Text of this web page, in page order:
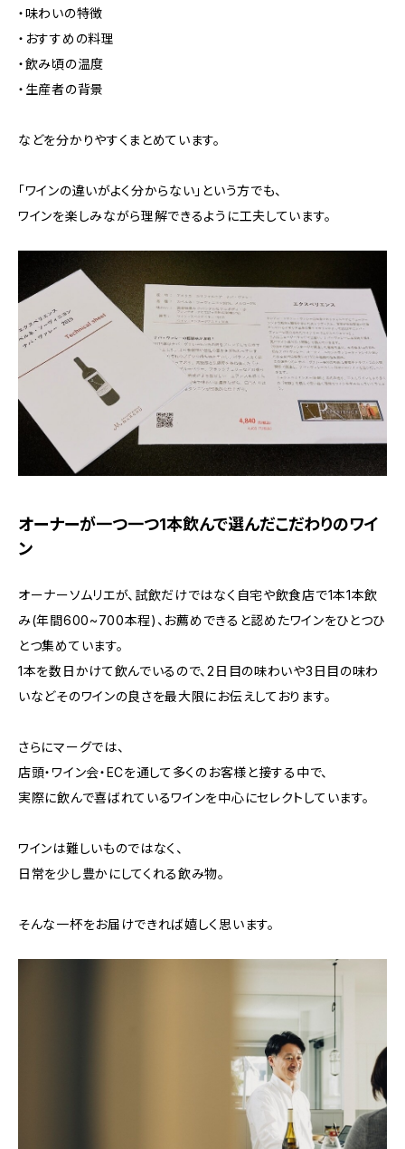
・味わいの特徴
・おすすめの料理
・飲み頃の温度
・生産者の背景
などを分かりやすくまとめています。
「ワインの違いがよく分からない」という方でも、
ワインを楽しみながら理解できるように工夫しています。
オーナーが一つ一つ1本飲んで選んだこだわりのワイ
ン
オーナーソムリエが、試飲だけではなく自宅や飲食店で1本1本飲
み(年間600~700本程)、お薦めできると認めたワインをひとつひ
とつ集めています。
1本を数日かけて飲んでいるので、2日目の味わいや3日目の味わ
いなどそのワインの良さを最大限にお伝えしております。
さらにマーグでは、
店頭・ワイン会・ECを通して多くのお客様と接する中で、
実際に飲んで喜ばれているワインを中心にセレクトしています。
ワインは難しいものではなく、
日常を少し豊かにしてくれる飲み物。
そんな一杯をお届けできれば嬉しく思います。